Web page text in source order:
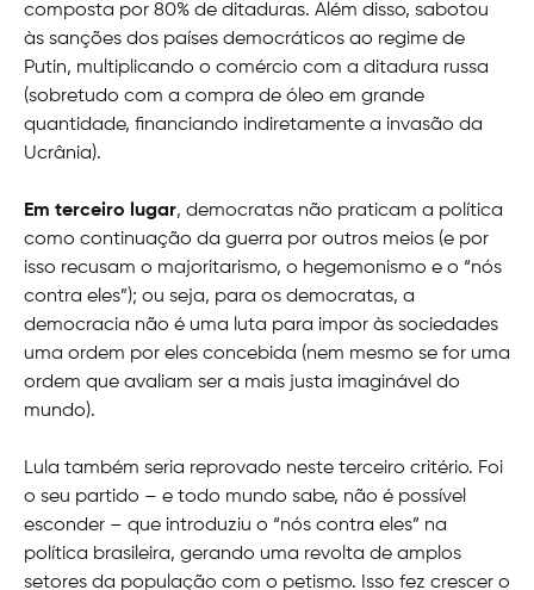
composta por 80% de ditaduras. Além disso, sabotou
às sanções dos países democráticos ao regime de
Putin, multiplicando o comércio com a ditadura russa
(sobretudo com a compra de óleo em grande
quantidade, financiando indiretamente a invasão da
Ucrânia).
Em terceiro lugar, democratas não praticam a política
como continuação da guerra por outros meios (e por
isso recusam o majoritarismo, o hegemonismo e o “nós
contra eles”); ou seja, para os democratas, a
democracia não é uma luta para impor às sociedades
uma ordem por eles concebida (nem mesmo se for uma
ordem que avaliam ser a mais justa imaginável do
mundo).
Lula também seria reprovado neste terceiro critério. Foi
o seu partido – e todo mundo sabe, não é possível
esconder – que introduziu o “nós contra eles” na
política brasileira, gerando uma revolta de amplos
setores da população com o petismo. Isso fez crescer o